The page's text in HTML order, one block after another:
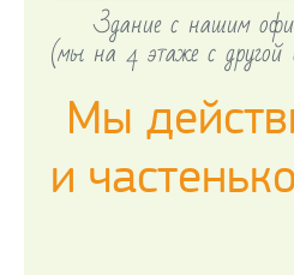
Здание с нашим
(мы на 4 этаже с другой
Мы
и